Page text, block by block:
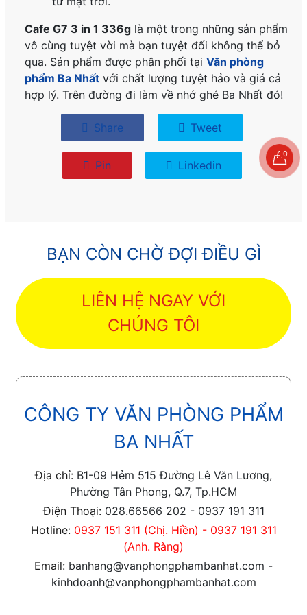
Cafe G7 3 in 1 336g là một trong những sản phẩm
vô cùng tuyệt vời mà bạn tuyệt đối không thể bỏ
qua. Sản phẩm được phân phối tạiVăn phòng
phẩm Ba Nhất với chất lượng tuyệt hảo và giá cả
hợp lý. Trên đường đi làm về nhớ ghé Ba Nhất đó!
Share Tweet
Pin Linkedin
BẠN CÒN CHỜ ĐỢI ĐIỀU GÌ
LIÊN HỆ NGAY VỚI
CHÚNG TÔI
CÔNG TY VĂN PHÒNG PHẨM
BA NHẤT
Địa chỉ: B1-09 Hẻm 515 Đường Lê Văn Lương,
Phường Tân Phong, Q.7, Tp.HCM
Điện Thoại: 028.66566 202 - 0937 191 311
Hotline: 0937 151 311 (Chị. Hiền) - 0937 191 311
(Anh. Ràng)
Email: banhang@vanphongphambanhat.com -
kinhdoanh@vanphongphambanhat.com
0